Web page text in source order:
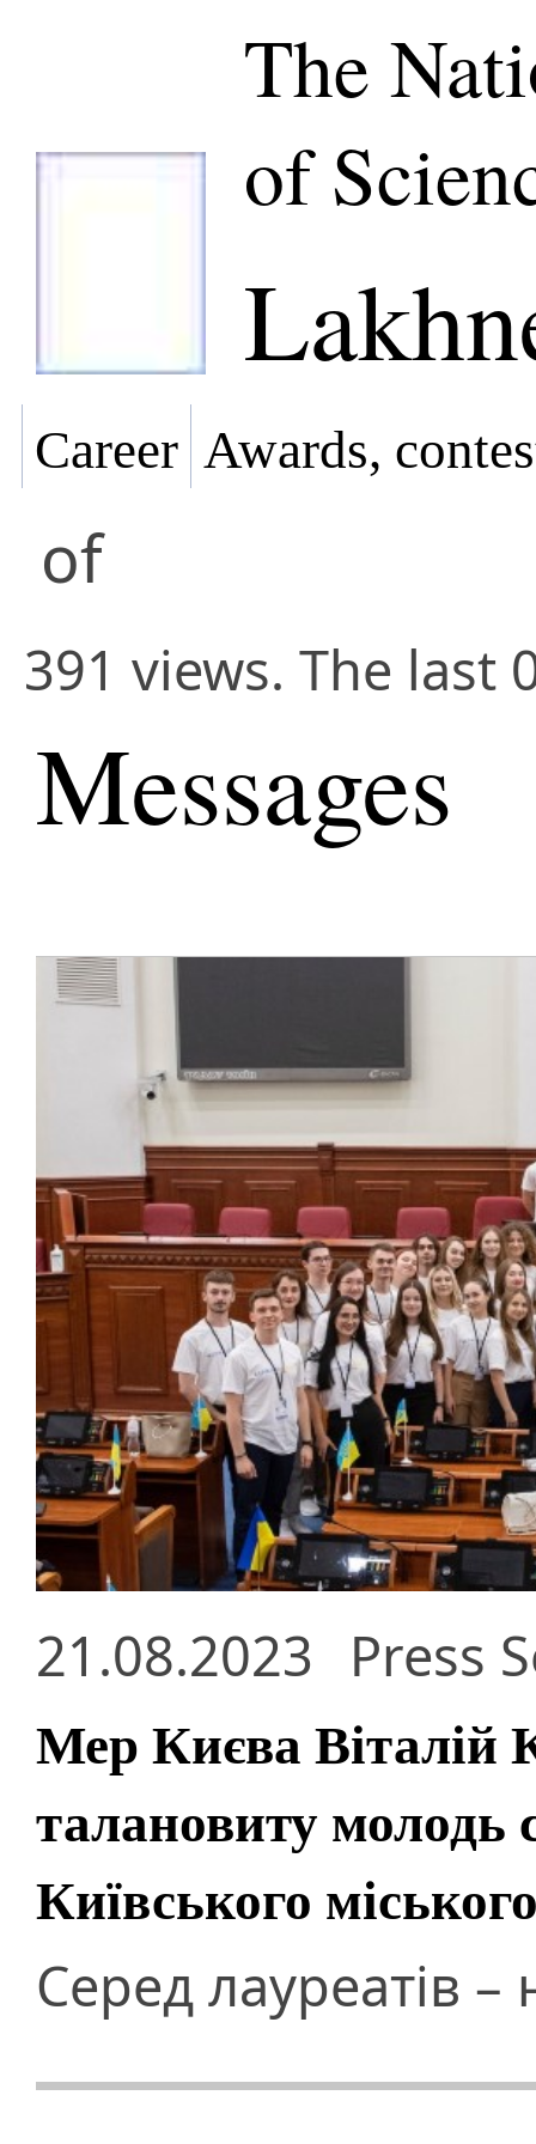
The
of
Career Awards,
of
391 views. The last
Messages
21.08.2023 Press
Мер Києва Віталій
талановиту молодь
Київського
Серед лауреатів –